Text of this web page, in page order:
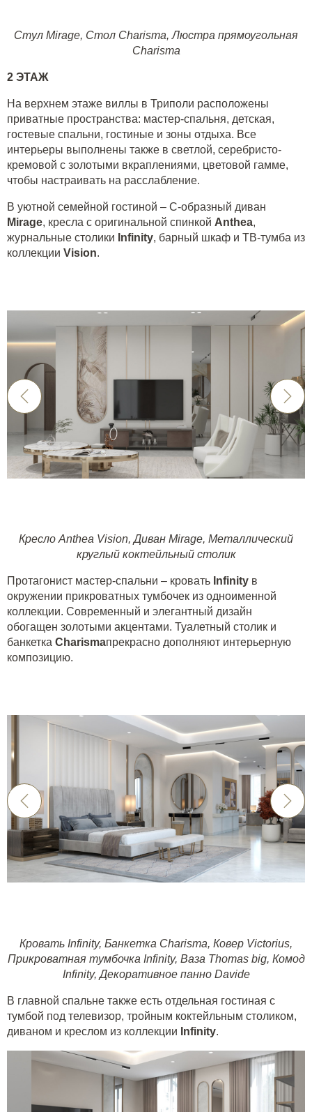
Стул Mirage, Стол Charisma,Люстра прямоугольная
Charisma
2 ЭТАЖ
На верхнем этаже виллы в Триполи расположены
приватные пространства: мастер-спальня, детская,
гостевые спальни, гостиные и зоны отдыха. Все
интерьеры выполнены также в светлой, серебристо-
кремовой с золотыми вкраплениями, цветовой гамме,
чтобы настраивать на расслабление.
В уютной семейной гостиной – С-образный диван
Mirage, кресла с оригинальной спинкой Anthea,
журнальные столики Infinity, барный шкаф и ТВ-тумба из
коллекции Vision.
Кресло Anthea Vision,Диван Mirage, Металлический
круглый коктейльный столик
Протагонист мастер-спальни – кровать Infinity в
окружении прикроватных тумбочек из одноименной
коллекции. Современный и элегантный дизайн
обогащен золотыми акцентами. Туалетный столик и
банкетка Charismaпрекрасно дополняют интерьерную
композицию.
Кровать Infinity, Банкетка Charisma, Ковер Victorius,
Прикроватная тумбочка Infinity, Ваза Thomas big, Комод
Infinity,Декоративное панно Davide
В главной спальне также есть отдельная гостиная с
тумбой под телевизор, тройным коктейльным столиком,
диваном и креслом из коллекции Infinity.